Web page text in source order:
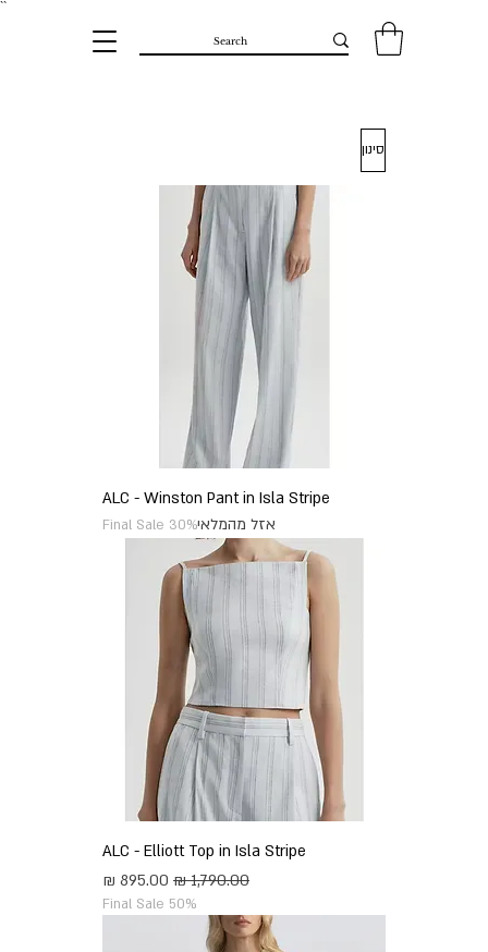
``​
סינון
ALC - Winston Pant in Isla Stripe
אזל מהמלאיFinal Sale 30%
ALC - Elliott Top in Isla Stripe
מחיר רגיל
מחיר מבצע
Final Sale 50%